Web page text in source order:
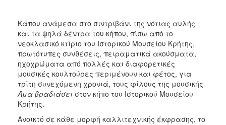
2020
2019
2018
2017
2016
2015
Κάπου ανάμεσα στο σιντριβάνι της νότιας αυλής
και τα ψηλά δέντρα του κήπου, πίσω από το
νεοκλασικό κτίριο του Ιστορικού Μουσείου Κρήτης,
πρωτότυπες συνθέσεις, πειραματικά ακούσματα,
ηχοχρώματα από πολλές και διαφορετικές
μουσικές κουλτούρες περιμένουν και φέτος, για
τρίτη συνεχόμενη χρονιά, τους φίλους της μουσικής
Άμα βραδιάσει στον κήπο του Ιστορικού Μουσείου
Κρήτης.
Ανοικτό σε κάθε μορφή καλλιτεχνικής έκφρασης, το